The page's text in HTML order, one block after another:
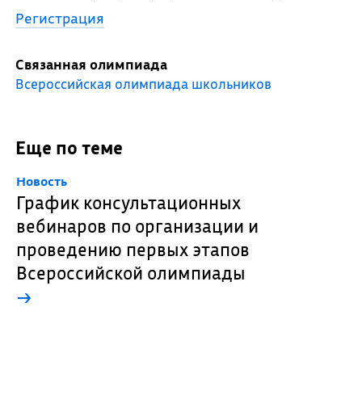
Регистрация
Связанная олимпиада
Всероссийская олимпиада школьников
Еще по теме
Новость
График консультационных
вебинаров по организации и
проведению первых этапов
Всероссийской олимпиады
→